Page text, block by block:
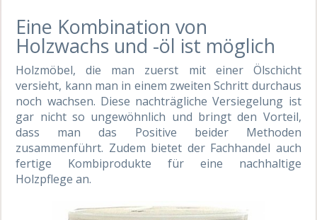
Eine Kombination von
Holzwachs und -öl ist möglich
Holzmöbel, die man zuerst mit einer Ölschicht
versieht, kann man in einem zweiten Schritt durchaus
noch wachsen. Diese nachträgliche Versiegelung ist
gar nicht so ungewöhnlich und bringt den Vorteil,
dass man das Positive beider Methoden
zusammenführt. Zudem bietet der Fachhandel auch
fertige Kombiprodukte für eine nachhaltige
Holzpflege an.